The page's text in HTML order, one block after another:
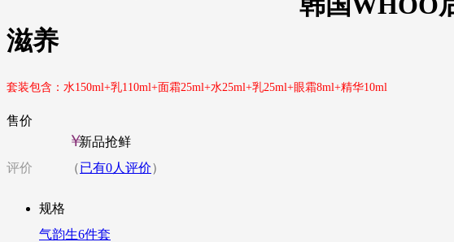
滋养
套装包含：水150ml+乳110ml+面霜25ml+水25ml+乳25ml+眼霜8ml+精华10ml
售价
￥ 新品抢鲜
评价
（已有0人评价）
规格
气韵生6件套